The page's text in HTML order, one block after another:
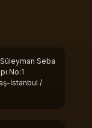
Seba
No:1
İstanbul /